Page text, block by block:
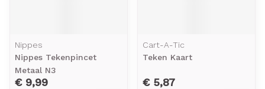
Nippes
Nippes Tekenpincet
Metaal N3
€ 9,99
Cart-A-Tic
Teken Kaart
€ 5,87